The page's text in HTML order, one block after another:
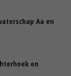
Aa en
en